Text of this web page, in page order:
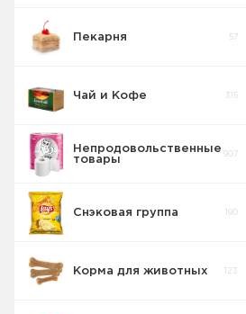
Пекарня 57
Чай и Кофе 315
Непродовольственные
товары
907
Снэковая группа 190
Корма для животных 123